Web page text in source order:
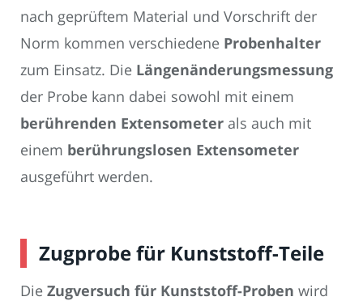
nach geprüftem Material und Vorschrift der
Norm kommen verschiedene Probenhalter
zum Einsatz. Die Längenänderungsmessung
der Probe kann dabei sowohl mit einem
berührenden Extensometer als auch mit
einem berührungslosen Extensometer
ausgeführt werden.
Zugprobe für Kunststoff-Teile
Die Zugversuch für Kunststoff-Proben wird